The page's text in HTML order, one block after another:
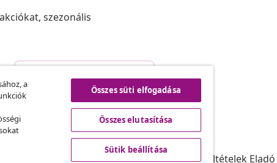
szezonális
Szerződéstől való elállás
vidaXL
A vidaXL-ről
Felhasználási feltételek Eladó
a
Összes süti elfogadása
Összes elutasítása
Sütik beállítása